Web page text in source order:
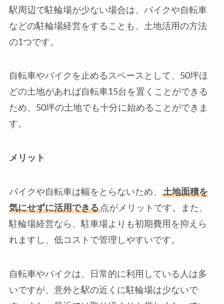
駅周辺で駐輪場が少ない場合は、バイクや自転車
などの駐輪場経営をすることも、土地活用の方法
の1つです。
自転車やバイクを止めるスペースとして、50坪ほ
どの土地があれば自転車15台を置くことができる
ため、50坪の土地でも十分に始めることができま
す。
メリット
バイクや自転車は幅をとらないため、
土地面積を
気にせずに活用できる点がメリットです。また、
駐輪場経営なら、駐車場よりも初期費用を抑えら
れますし、低コストで管理しやすいです。
自転車やバイクは、日常的に利用している人は多
いですが、意外と駅の近くに駐輪場は少ないで